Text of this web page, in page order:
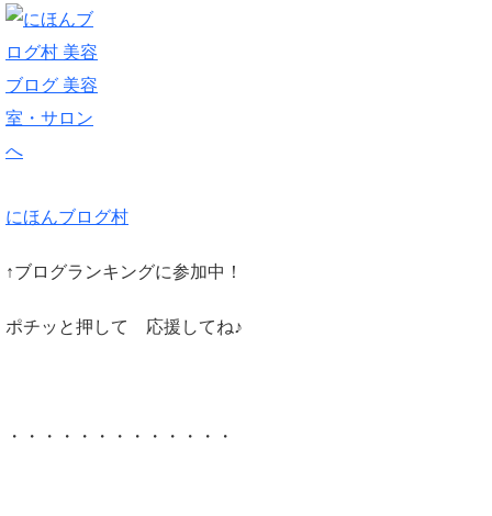
にほんブログ村
↑ブログランキングに参加中！
ポチッと押して 応援してね♪
・・・・・・・・・・・・・